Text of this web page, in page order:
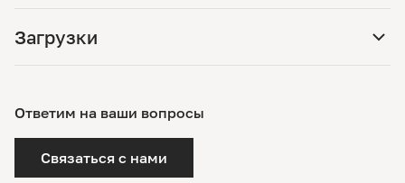
Загрузки
Ответим на ваши вопросы
Связаться с нами